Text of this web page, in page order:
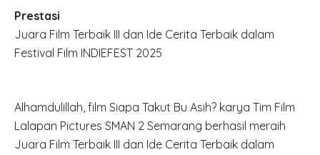
Prestasi
Juara Film Terbaik III dan Ide Cerita Terbaik dalam
Festival Film INDIEFEST 2025
Alhamdulillah, film Siapa Takut Bu Asih? karya Tim Film
Lalapan Pictures SMAN 2 Semarang berhasil meraih
Juara Film Terbaik III dan Ide Cerita Terbaik dalam